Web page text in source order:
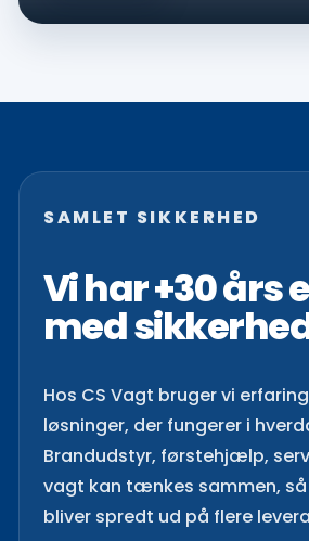
SAMLET SIKKERHED
Vi har +30 års
med
Hos CS Vagt bruger vi
løsninger, der fungerer i
Brandudstyr, førstehjælp,
vagt kan tænkes sammen,
bliver spredt ud på flere